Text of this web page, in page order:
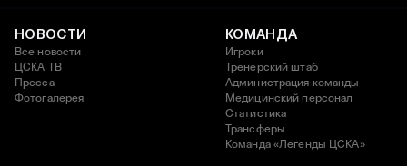
НОВОСТИ
Все новости
ЦСКА ТВ
Пресса
Фотогалерея
КОМАНДА
Игроки
Тренерский штаб
Администрация команды
Медицинский персонал
Статистика
Трансферы
Команда «Легенды ЦСКА»